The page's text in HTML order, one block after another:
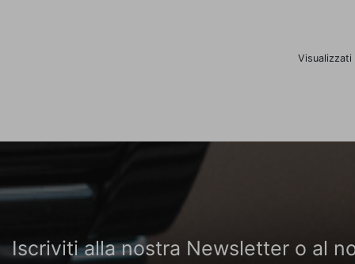
Visualizzati
Iscriviti alla nostra Newsletter o al